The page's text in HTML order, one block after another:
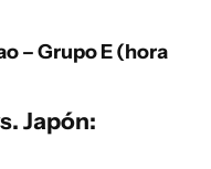
– Grupo E (hora
Japón: